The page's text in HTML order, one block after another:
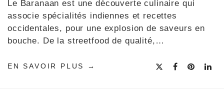
Le Baranaan est une découverte culinaire qui
associe spécialités indiennes et recettes
occidentales, pour une explosion de saveurs en
bouche. De la streetfood de qualité,…
EN SAVOIR PLUS